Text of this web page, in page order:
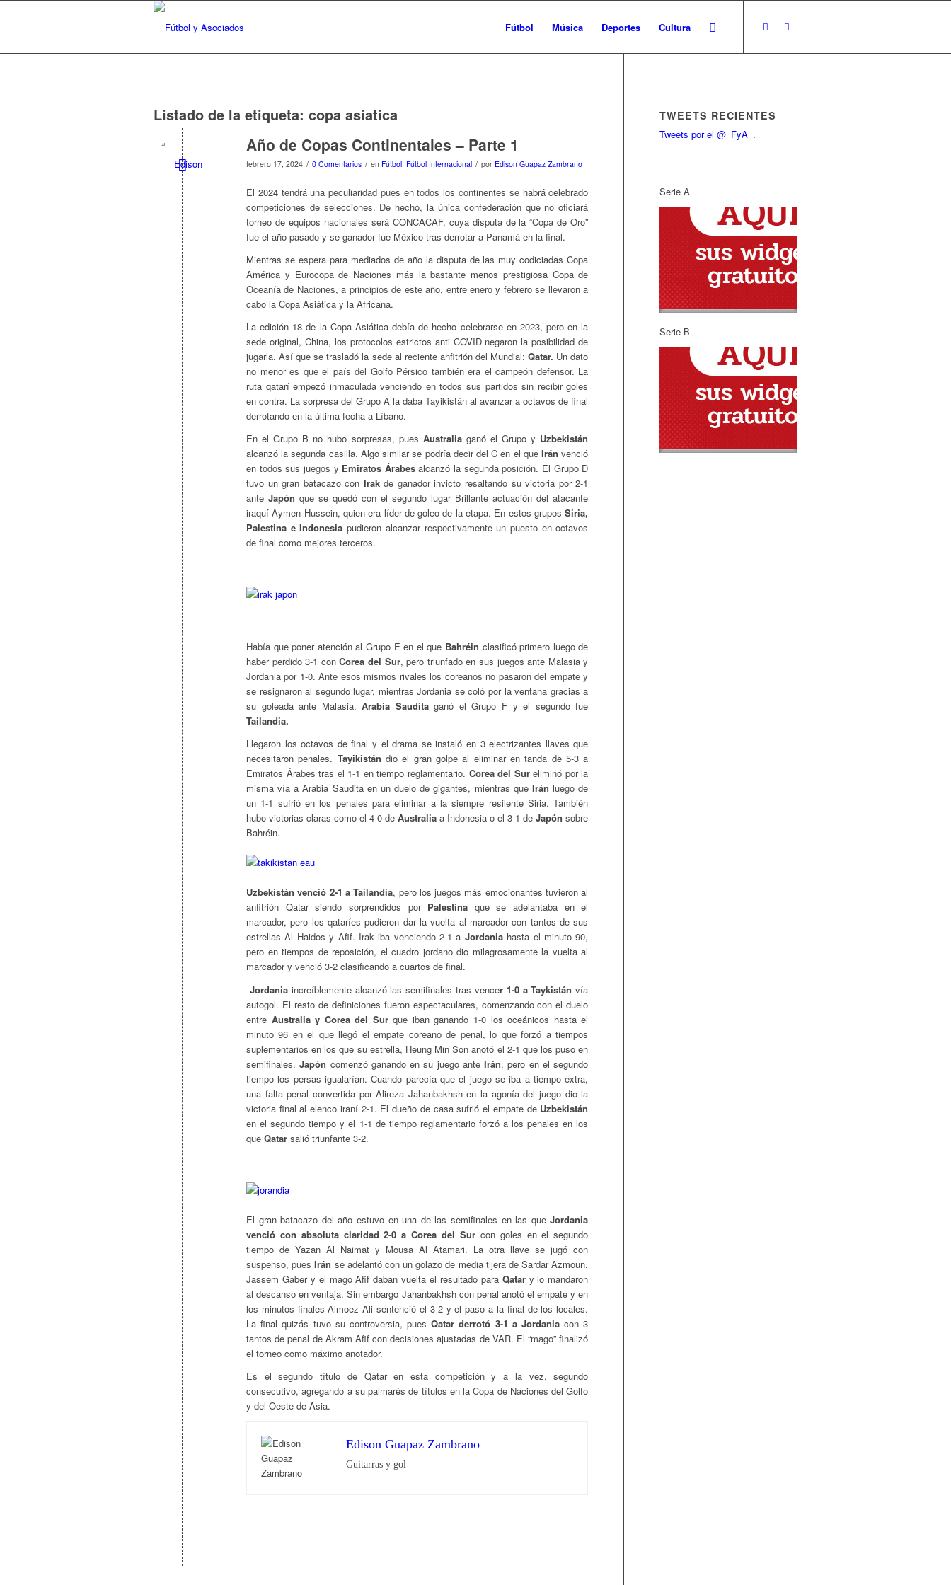
Fútbol Música Deportes Cultura
Listado de la etiqueta: copa asiatica
Año de Copas Continentales – Parte 1
febrero 17, 2024 / 0 Comentarios / en Fútbol, Fútbol Internacional / por Edison Guapaz Zambrano
El 2024 tendrá una peculiaridad pues en todos los continentes se habrá celebrado
competiciones de selecciones. De hecho, la única confederación que no oficiará
torneo de equipos nacionales será CONCACAF, cuya disputa de la “Copa de Oro”
fue el año pasado y se ganador fue México tras derrotar a Panamá en la final.
Mientras se espera para mediados de año la disputa de las muy codiciadas Copa
América y Eurocopa de Naciones más la bastante menos prestigiosa Copa de
Oceanía de Naciones, a principios de este año, entre enero y febrero se llevaron a
cabo la Copa Asiática y la Africana.
La edición 18 de la Copa Asiática debía de hecho celebrarse en 2023, pero en la
sede original, China, los protocolos estrictos anti COVID negaron la posibilidad de
jugarla. Así que se trasladó la sede al reciente anfitrión del Mundial:Qatar. Un dato
no menor es que el país del Golfo Pérsico también era el campeón defensor. La
ruta qatarí empezó inmaculada venciendo en todos sus partidos sin recibir goles
en contra. La sorpresa del Grupo A la daba Tayikistán al avanzar a octavos de final
derrotando en la última fecha a Líbano.
En el Grupo B no hubo sorpresas, pues Australiaganó el Grupo y Uzbekistán
alcanzó la segunda casilla. Algo similar se podría decir del C en el queIrán venció
en todos sus juegos y Emiratos Árabesalcanzó la segunda posición. El Grupo D
tuvo un gran batacazo con Irakde ganador invicto resaltando su victoria por 2-1
anteJapón que se quedó con el segundo lugar Brillante actuación del atacante
iraquí Aymen Hussein, quien era líder de goleo de la etapa. En estos gruposSiria,
Palestina e Indonesia pudieron alcanzar respectivamente un puesto en octavos
de final como mejores terceros.
Había que poner atención al Grupo E en el que Bahréin clasificó primero luego de
haber perdido 3-1 conCorea del Sur, pero triunfado en sus juegos ante Malasia y
Jordania por 1-0. Ante esos mismos rivales los coreanos no pasaron del empate y
se resignaron al segundo lugar, mientras Jordania se coló por la ventana gracias a
su goleada ante Malasia.Arabia Sauditaganó el Grupo F y el segundo fue
Tailandia.
Llegaron los octavos de final y el drama se instaló en 3 electrizantes llaves que
necesitaron penales. Tayikistán dio el gran golpe al eliminar en tanda de 5-3 a
Emiratos Árabes tras el 1-1 en tiempo reglamentario. Corea del Sureliminó por la
misma vía a Arabia Saudita en un duelo de gigantes, mientras queIrán luego de
un 1-1 sufrió en los penales para eliminar a la siempre resilente Siria. También
hubo victorias claras como el 4-0 deAustralia a Indonesia o el 3-1 deJapón sobre
Bahréin.
Uzbekistán venció 2-1 a Tailandia, pero los juegos más emocionantes tuvieron al
anfitrión Qatar siendo sorprendidos por Palestina que se adelantaba en el
marcador, pero los qataríes pudieron dar la vuelta al marcador con tantos de sus
estrellas Al Haidos y Afif. Irak iba venciendo 2-1 a Jordaniahasta el minuto 90,
pero en tiempos de reposición, el cuadro jordano dio milagrosamente la vuelta al
marcador y venció 3-2 clasificando a cuartos de final.
Jordaniaincreíblemente alcanzó las semifinales tras vencer 1-0 a Taykistán vía
autogol. El resto de definiciones fueron espectaculares, comenzando con el duelo
entre Australia y Corea del Surque iban ganando 1-0 los oceánicos hasta el
minuto 96 en el que llegó el empate coreano de penal, lo que forzó a tiempos
suplementarios en los que su estrella, Heung Min Son anotó el 2-1 que los puso en
semifinales.Japón comenzó ganando en su juego anteIrán, pero en el segundo
tiempo los persas igualarían. Cuando parecía que el juego se iba a tiempo extra,
una falta penal convertida por Alireza Jahanbakhsh en la agonía del juego dio la
victoria final al elenco iraní 2-1. El dueño de casa sufrió el empate de Uzbekistán
en el segundo tiempo y el 1-1 de tiempo reglamentario forzó a los penales en los
que Qatar salió triunfante 3-2.
El gran batacazo del año estuvo en una de las semifinales en las queJordania
venció con absoluta claridad 2-0 a Corea del Surcon goles en el segundo
tiempo de Yazan Al Naimat y Mousa Al Atamari. La otra llave se jugó con
suspenso, puesIrán se adelantó con un golazo de media tijera de Sardar Azmoun.
Jassem Gaber y el mago Afif daban vuelta el resultado paraQatary lo mandaron
al descanso en ventaja. Sin embargo Jahanbakhsh con penal anotó el empate y en
los minutos finales Almoez Ali sentenció el 3-2 y el paso a la final de los locales.
La final quizás tuvo su controversia, pues Qatar derrotó 3-1 a Jordaniacon 3
tantos de penal de Akram Afif con decisiones ajustadas de VAR. El “mago” finalizó
el torneo como máximo anotador.
Es el segundo título de Qatar en esta competición y a la vez, segundo
consecutivo, agregando a su palmarés de títulos en la Copa de Naciones del Golfo
y del Oeste de Asia.
Edison Guapaz Zambrano
Guitarras y gol
TWEETS RECIENTES
Tweets por el @_FyA_.
Serie A
Serie B